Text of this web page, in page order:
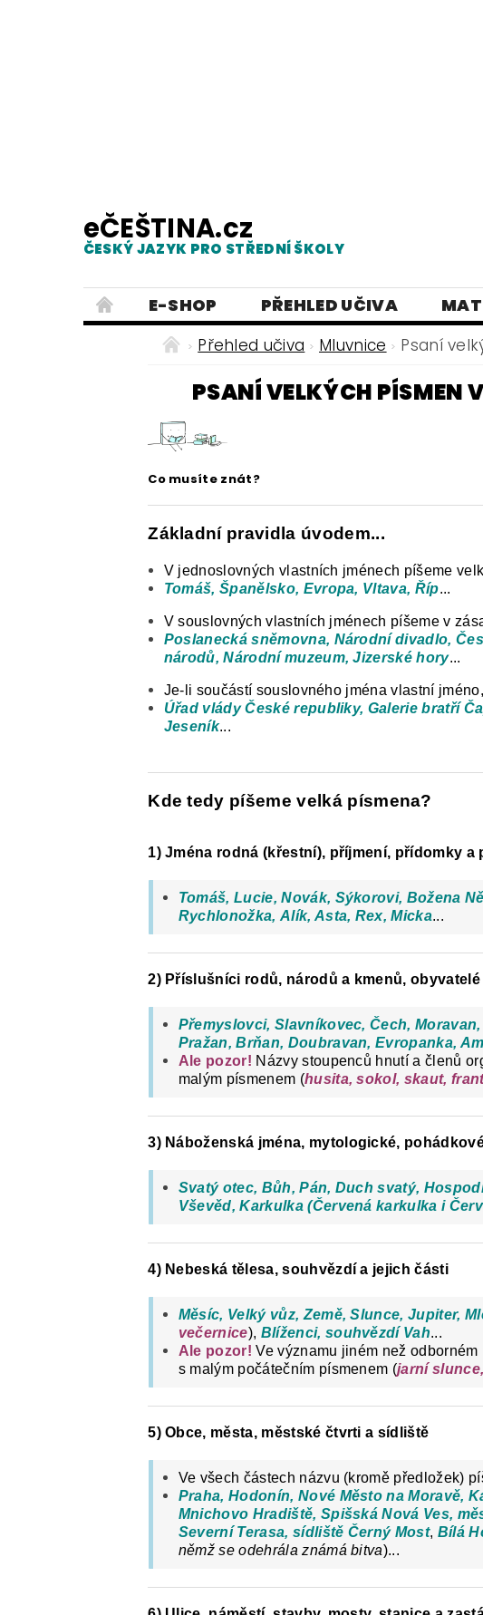
eČEŠTINA.cz
ČESKÝ JAZYK PRO STŘEDNÍ ŠKOLY
E-SHOP PŘEHLED UČIVA
TESTY Z MLUVNICE
PRACOVNÍ LISTY
ČESKÝ JAZYK PRO ZÁKLADNÍ ŠKOLY
E-SHOP: UČEBNÍ MATERIÁLY K
O NAŠICH STRÁNKÁCH
Přehled učiva Mluvnice Psaní
PSANÍ VELKÝCH PÍSMEN
Co musíte znát?
Základní pravidla úvodem...
V jednoslovných vlastních jménech píšeme
Tomáš, Španělsko, Evropa, Vltava, Říp...
V souslovných vlastních jménech píšeme v
Poslanecká sněmovna, Národní divadlo,
národů, Národní muzeum, Jizerské hory...
Je-li součástí souslovného jména vlastní
Úřad vlády České republiky, Galerie bratří
Jeseník...
Kde tedy píšeme velká písmena?
1) Jména rodná (křestní), příjmení, přídomky a
Tomáš, Lucie, Novák, Sýkorovi, Božena
Rychlonožka, Alík, Asta, Rex, Micka...
2) Příslušníci rodů, národů a kmenů,
Přemyslovci, Slavníkovec, Čech,
Pražan, Brňan, Doubravan, Evropanka,
Ale pozor! Názvy stoupenců hnutí a členů
malým písmenem (husita, sokol, skaut,
3) Náboženská jména, mytologické,
Svatý otec, Bůh, Pán, Duch svatý,
Vševěd, Karkulka (Červená karkulka i
4) Nebeská tělesa, souhvězdí a jejich části
Měsíc, Velký vůz, Země, Slunce, Jupiter,
večernice), Blíženci, souhvězdí Vah...
Ale pozor! Ve významu jiném než
s malým počátečním písmenem (jarní
5) Obce, města, městské čtvrti a sídliště
Ve všech částech názvu (kromě předložek)
Praha, Hodonín, Nové Město na Moravě,
Mnichovo Hradiště, Spišská Nová Ves,
Severní Terasa, sídliště Černý Most, Bílá
němž se odehrála známá bitva)...